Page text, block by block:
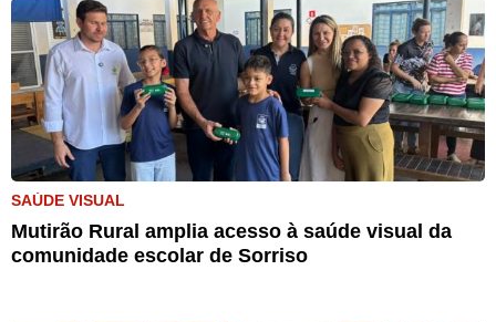
SAÚDE VISUAL
Mutirão Rural amplia acesso à saúde visual da
comunidade escolar de Sorriso